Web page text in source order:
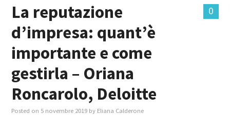
MASTER IN FOOD & BEVERAGE
GIURISTI IN AZIENDA
TUTTI
0
La reputazione
d’impresa: quant’è
importante e come
gestirla – Oriana
Roncarolo, Deloitte
Posted on 5 novembre 2019 by Eliana Calderone